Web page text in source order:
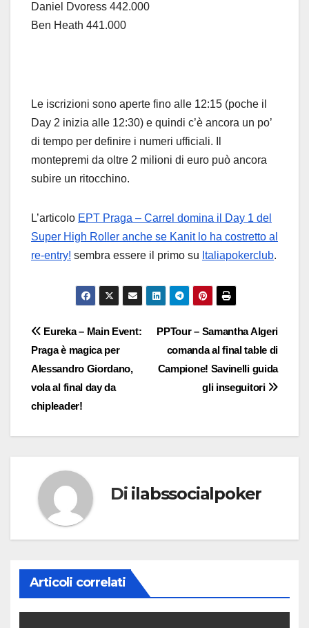
Daniel Dvoress 442.000
Ben Heath 441.000
Le iscrizioni sono aperte fino alle 12:15 (poche il
Day 2 inizia alle 12:30) e quindi c’è ancora un po’
di tempo per definire i numeri ufficiali. Il
montepremi da oltre 2 milioni di euro può ancora
subire un ritocchino.
L’articolo EPT Praga – Carrel domina il Day 1 del
Super High Roller anche se Kanit lo ha costretto al
re-entry! sembra essere il primo su Italiapokerclub.
Navigazione
articoli
PPTour – Samantha Algeri
comanda al final table di
Campione! Savinelli guida
gli inseguitori
Eureka – Main Event:
Praga è magica per
Alessandro Giordano,
vola al final day da
chipleader!
Di ilabssocialpoker
Articoli correlati